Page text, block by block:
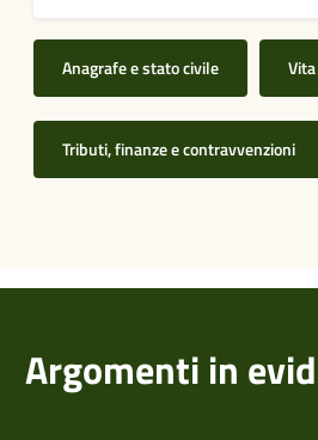
Anagrafe e stato civile
Tributi, finanze e contravvenzioni
Argomenti in